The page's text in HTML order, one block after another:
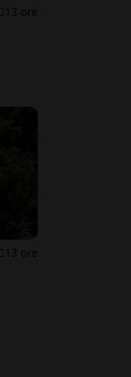
13 ore
13 ore